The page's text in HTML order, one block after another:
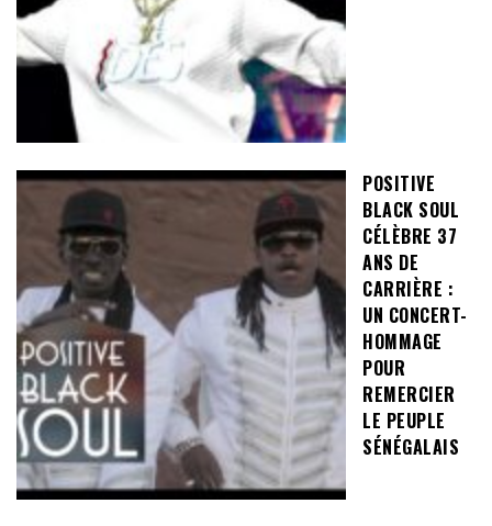
POSITIVE
BLACK SOUL
CÉLÈBRE 37
ANS DE
CARRIÈRE :
UN CONCERT-
HOMMAGE
POUR
REMERCIER
LE PEUPLE
SÉNÉGALAIS